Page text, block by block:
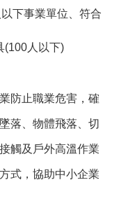
下事業單位、符合
(100人以下)
防止職業危害，確
落、物體飛落、切
觸及戶外高溫作業
式，協助中小企業